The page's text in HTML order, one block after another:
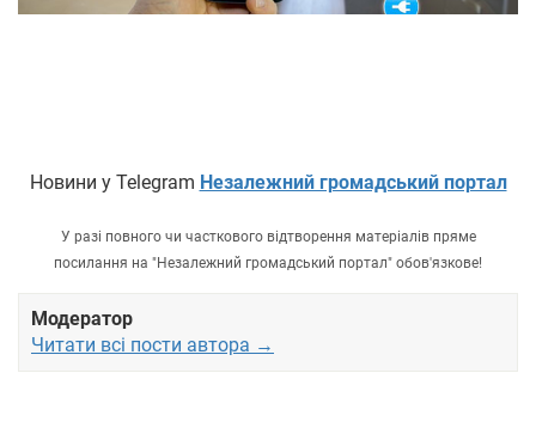
Новини у Telegram Незалежний громадський портал
У разі повного чи часткового відтворення матеріалів пряме
посилання на "Незалежний громадський портал" обов'язкове!
Модератор
Читати всі пости автора →